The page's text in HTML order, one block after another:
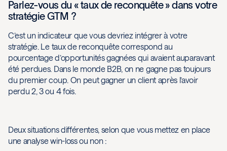
Parlez-vous du « taux de reconquête » dans votre
stratégie GTM ?
C’est un indicateur que vous devriez intégrer à votre
stratégie. Le taux de reconquête correspond au
pourcentage d’opportunités gagnées qui avaient auparavant
été perdues. Dans le monde B2B, on ne gagne pas toujours
du premier coup. On peut gagner un client après l’avoir
perdu 2, 3 ou 4 fois.
Deux situations différentes, selon que vous mettez en place
une analyse win-loss ou non :